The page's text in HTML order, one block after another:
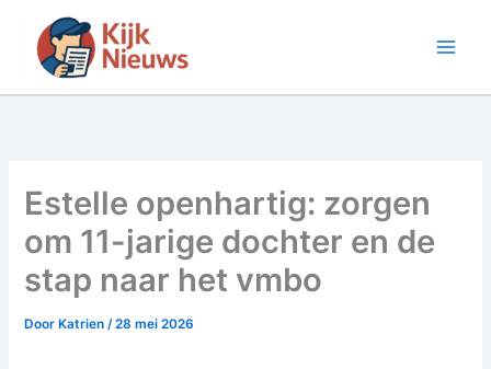
inhoud
Estelle openhartig: zorgen
om 11-jarige dochter en de
stap naar het vmbo
Door Katrien/28 mei 2026